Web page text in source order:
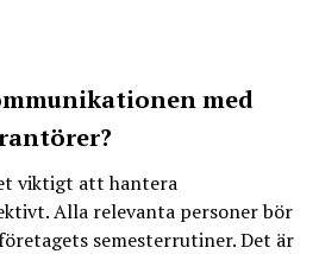
med
viktigt att hantera
Alla relevanta personer bör
semesterrutiner. Det är